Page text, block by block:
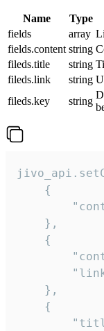
Name Type
fields
array
fields.content string
fileds.title
string
fileds.link
string
fileds.key
string
    {
    },
    {
    },
    {